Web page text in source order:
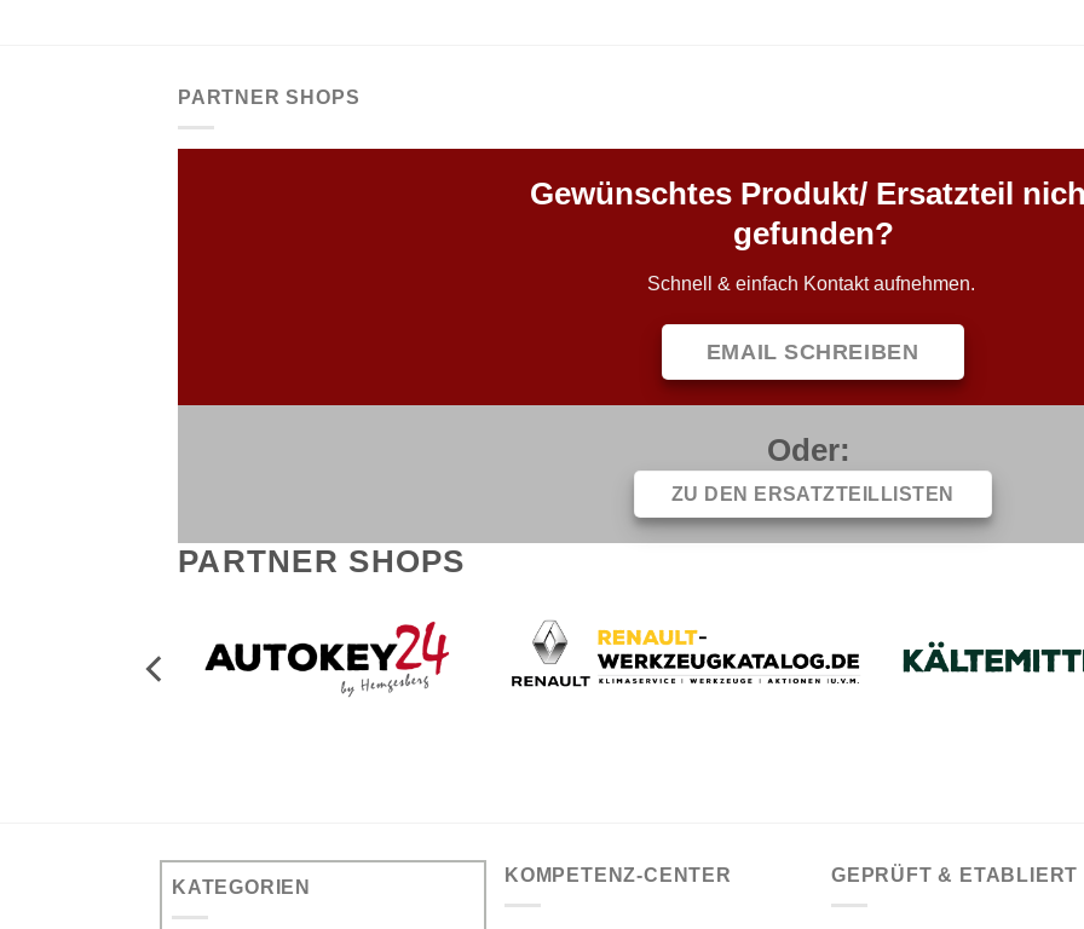
PARTNER SHOPS
Gewünschtes Produkt/ Ersatzteil
gefunden?
Schnell & einfach Kontakt aufnehmen.
EMAIL SCHREIBEN
Oder:
ZU DEN ERSATZTEILLISTEN
PARTNER SHOPS
KATEGORIEN
KOMPETENZ-CENTER GEPRÜFT & ETABLIERT